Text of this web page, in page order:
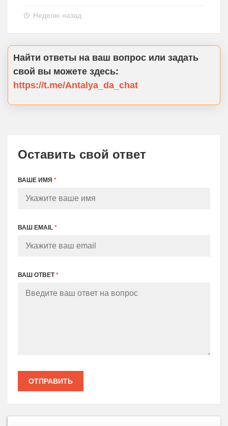
Неделю назад
Найти ответы на ваш вопрос или задать
свой вы можете здесь:
https://t.me/Antalya_da_chat
Оставить свой ответ
ВАШЕ ИМЯ *
ВАШ EMAIL *
ВАШ ОТВЕТ*
ОТПРАВИТЬ